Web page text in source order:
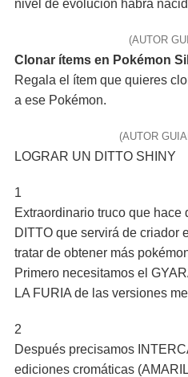
nivel de evolución habrá
(AUTOR
Clonar ítems en Pokémon
Regala el ítem que quieres
a ese Pokémon.
(AUTOR
LOGRAR UN DITTO SHINY
1
Extraordinario truco que hace
DITTO que servirá de criador
tratar de obtener más
Primero necesitamos el
LA FURIA de las versiones
2
Después precisamos
ediciones cromáticas